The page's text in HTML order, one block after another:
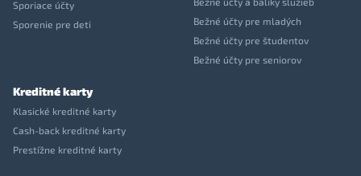
Sporiace účty
Sporenie pre deti
Bežné účty pre mladých
Bežné účty pre študentov
Bežné účty pre seniorov
Kreditné karty
Klasické kreditné karty
Cash-back kreditné karty
Prestížne kreditné karty